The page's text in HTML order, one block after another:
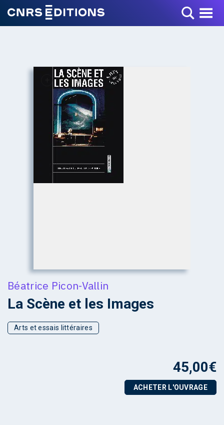
Toggle Menu
Béatrice Picon-Vallin
La Scène et les Images
Arts et essais littéraires
45,00€
ACHETER L'OUVRAGE